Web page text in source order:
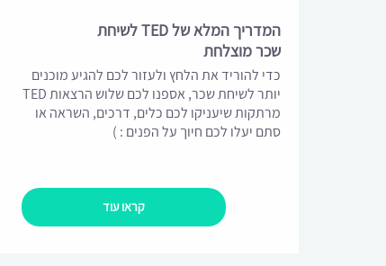
המדריך המלא של TED לשיחת
שכר מוצלחת
כדי להוריד את הלחץ ולעזור לכם להגיע מוכנים
יותר לשיחת שכר, אספנו לכם שלוש הרצאות TED
מרתקות שיעניקו לכם כלים, דרכים, השראה או
סתם יעלו לכם חיוך על הפנים : )
קראו עוד